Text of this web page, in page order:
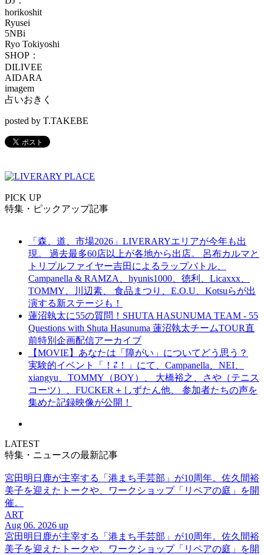
horikoshit
Ryusei
5NBi
Ryo Tokiyoshi
SHOP：
DILIVEE
AIDARA
imagem
占いおきく
posted by T.TAKEBE
PICK UP
特集・ピックアップ記事
「森、道、市場2026」LIVERARYエリアが今年も出
現。 過去最多60店以上が各地から出店。 呂布カルマと
トリプルファイヤー吉田によるラップバトル、
Campanella & RAMZA、hyunis1000、徳利、Licaxxx、
TOMMY、川辺素、 食品まつり、E.O.U、Kotsuらが出
演する新ステージも！
蓮沼執太に55の質問！SHUTA HASUNUMA TEAM - 55
Questions with Shuta Hasunuma 蓮沼執太チームTOUR直
前特別企画配信アーカイブ
【MOVIE】あなたは「障がい」についてどう思う？
実験的イベント「！⇄！」にて、Campanella、NEI、
xiangyu、TOMMY（BOY）、 大橋裕之、さや（テニス
コーツ）、FUCKER＋しずたん他、 参加者たちの声を
集めた記録映像が公開！
LATEST
特集・ニュースの最新記事
宮田明日鹿が主宰する「港まち手芸部」が10周年。佐久間裕
美子を迎えたトークや、ワークショップ「リペアの庭」を開
催。
ART
Aug 06. 2026 up
宮田明日鹿が主宰する「港まち手芸部」が10周年。佐久間裕
美子を迎えたトークや、ワークショップ「リペアの庭」を開